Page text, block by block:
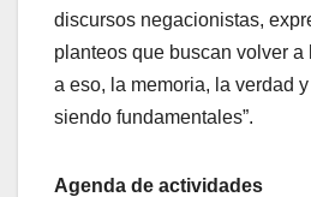
discursos negacionistas,
planteos que buscan volver
a eso, la memoria, la verdad
siendo fundamentales”.
Agenda de actividades